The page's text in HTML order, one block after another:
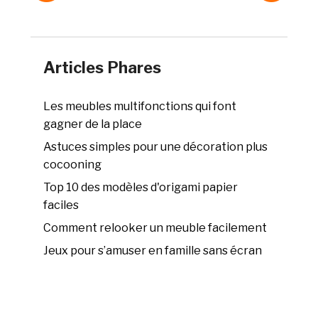
Articles Phares
Les meubles multifonctions qui font
gagner de la place
Astuces simples pour une décoration plus
cocooning
Top 10 des modèles d'origami papier
faciles
Comment relooker un meuble facilement
Jeux pour s’amuser en famille sans écran